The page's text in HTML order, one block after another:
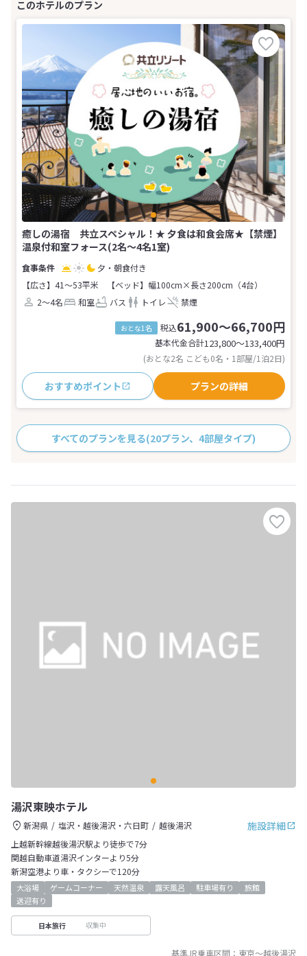
癒しの湯宿 共立スペシャル！★ 夕食は和食会席★【禁煙】
温泉付和室フォース(2名～4名1室)
夕・朝食付き
【広さ】41～53平米
【ベッド】幅100cm×長さ200cm（4台）
2～4名
和室 バス トイレ 禁煙
おとな1名 税込61,900～66,700円
基本代金合計123,800〜133,400円
(おとな2名 こども0名・1部屋/1泊2日)
おすすめポイント プランの詳細
すべてのプランを見る(20プラン、4部屋タイプ)
湯沢東映ホテル
施設詳細
新潟県 塩沢・越後湯沢・六日町
越後湯沢
上越新幹線越後湯沢駅より徒歩で7分
関越自動車道湯沢インターより5分
新潟空港より車・タクシーで120分
大浴場 ゲームコーナー 天然温泉 露天風呂 駐車場有り
旅館
送迎有り
日本旅行 収集中
基準JR乗車区間： 東京～越後湯沢